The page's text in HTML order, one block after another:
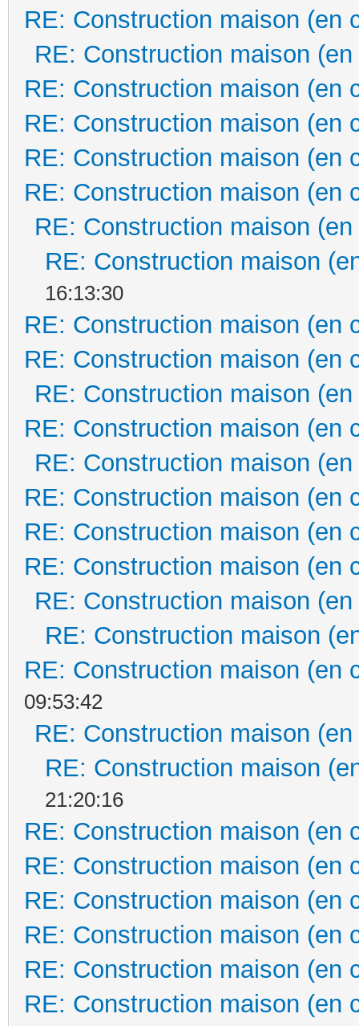
RE: Construction maison (en
RE: Construction maison
RE: Construction maison (en
RE: Construction maison (en
RE: Construction maison (en
RE: Construction maison (en
RE: Construction maison
RE: Construction maison
16:13:30
RE: Construction maison (en
RE: Construction maison (en
RE: Construction maison
RE: Construction maison (en
RE: Construction maison
RE: Construction maison (en
RE: Construction maison (en
RE: Construction maison (en
RE: Construction maison
RE: Construction maison
RE: Construction maison (en
09:53:42
RE: Construction maison
RE: Construction maison
21:20:16
RE: Construction maison (en
RE: Construction maison (en
RE: Construction maison (en
RE: Construction maison (en
RE: Construction maison (en
RE: Construction maison (en